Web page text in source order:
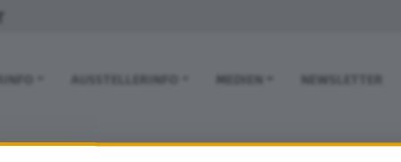
NAVIGATION
AUSSTELLERINFO MEDIEN NEWSLETTER